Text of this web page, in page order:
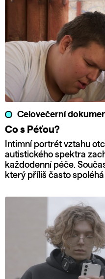
Celovečerní
Co s Péťou?
Intimní portrét vztahu
autistického spektra
každodenní péče.
který příliš často